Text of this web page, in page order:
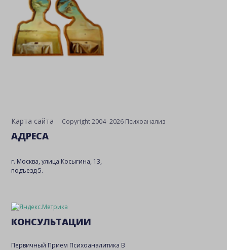
Карта сайта Copyright 2004- 2026 Психоанализ
АДРЕСА
г. Москва, улица Косыгина, 13,
подъезд 5.
КОНСУЛЬТАЦИИ
Первичный Прием Психоаналитика В